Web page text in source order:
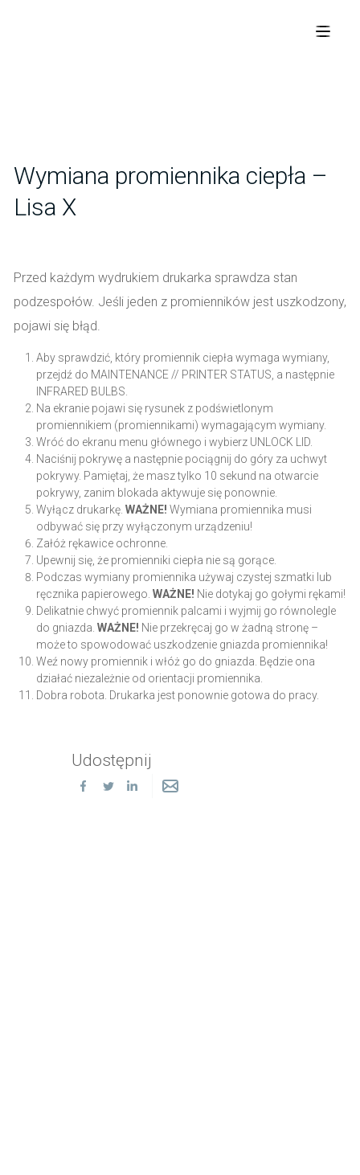
Wymiana promiennika ciepła –
Lisa X
Przed każdym wydrukiem drukarka sprawdza stan
podzespołów. Jeśli jeden z promienników jest uszkodzony,
pojawi się błąd.
Aby sprawdzić, który promiennik ciepła wymaga wymiany,
przejdź do MAINTENANCE // PRINTER STATUS, a następnie
INFRARED BULBS.
Na ekranie pojawi się rysunek z podświetlonym
promiennikiem (promiennikami) wymagającym wymiany.
Wróć do ekranu menu głównego i wybierz UNLOCK LID.
Naciśnij pokrywę a następnie pociągnij do góry za uchwyt
pokrywy. Pamiętaj, że masz tylko 10 sekund na otwarcie
pokrywy, zanim blokada aktywuje się ponownie.
Wyłącz drukarkę. WAŻNE! Wymiana promiennika musi
odbywać się przy wyłączonym urządzeniu!
Załóż rękawice ochronne.
Upewnij się, że promienniki ciepła nie są gorące.
Podczas wymiany promiennika używaj czystej szmatki lub
ręcznika papierowego. WAŻNE! Nie dotykaj go gołymi rękami!
Delikatnie chwyć promiennik palcami i wyjmij go równolegle
do gniazda. WAŻNE! Nie przekręcaj go w żadną stronę –
może to spowodować uszkodzenie gniazda promiennika!
Weź nowy promiennik i włóż go do gniazda. Będzie ona
działać niezależnie od orientacji promiennika.
Dobra robota. Drukarka jest ponownie gotowa do pracy.
Udostępnij